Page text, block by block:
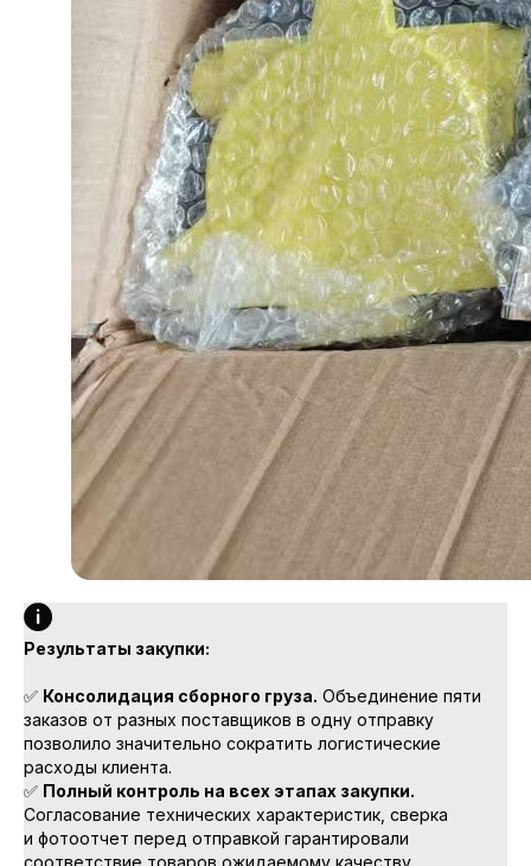
Результаты закупки:
✅ Консолидация сборного груза. Объединение пяти
заказов от разных поставщиков в одну отправку
позволило значительно сократить логистические
расходы клиента.
✅ Полный контроль на всех этапах закупки.
Согласование технических характеристик, сверка
и фотоотчет перед отправкой гарантировали
соответствие товаров ожидаемому качеству.